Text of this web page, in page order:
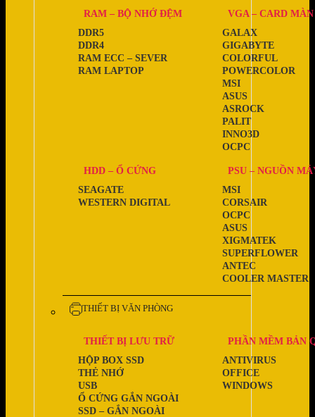
RAM – BỘ NHỚ ĐỆM
RAM LAPTOP
RAM ECC – SEVER
DDR4
DDR5
VGA – CARD
OCPC
INNO3D
PALIT
ASROCK
ASUS
MSI
POWERCOLOR
COLORFUL
GIGABYTE
GALAX
HDD – Ổ CỨNG
WESTERN DIGITAL
SEAGATE
PSU – NGUỒN
COOLER MASTER
ANTEC
SUPERFLOWER
XIGMATEK
ASUS
OCPC
CORSAIR
MSI
THIẾT BỊ VĂN PHÒNG
THIẾT BỊ LƯU TRỮ
SSD – GẮN NGOÀI
Ổ CỨNG GẮN NGOÀI
USB
THẺ NHỚ
HỘP BOX SSD
PHẦN MỀM BẢN
WINDOWS
OFFICE
ANTIVIRUS